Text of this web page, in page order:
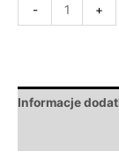
- +
Informacje